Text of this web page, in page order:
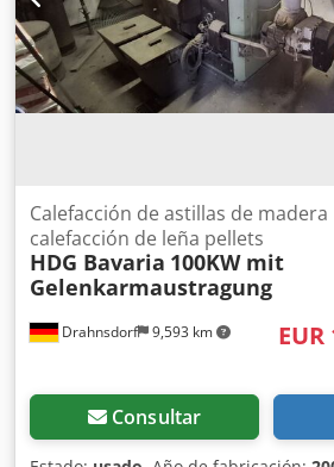
Drahnsdorf 9,593 km
Calefacción de astillas de madera
calefacción de leña pellets
HDG Bavaria 100KW mit
Gelenkarmaustragung
EUR
Consultar